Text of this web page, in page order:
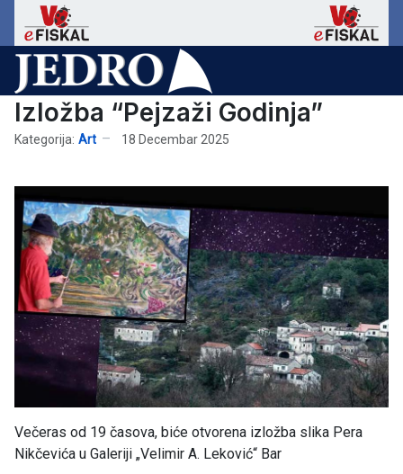
Izložba “Pejzaži Godinja”
Kategorija: Art 18 Decembar 2025
Večeras od 19 časova, biće otvorena izložba slika Pera
Nikčevića u Galeriji „Velimir A. Leković“ Bar